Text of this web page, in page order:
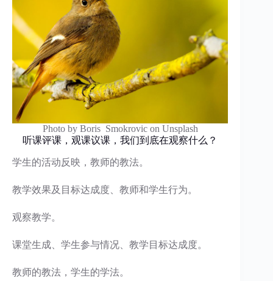
Photo by Boris Smokrovic on Unsplash
听课评课，观课议课，我们到底在观察什么？
学生的活动反映，教师的教法。
教学效果及目标达成度、教师和学生行为。
观察教学。
课堂生成、学生参与情况、教学目标达成度。
教师的教法，学生的学法。